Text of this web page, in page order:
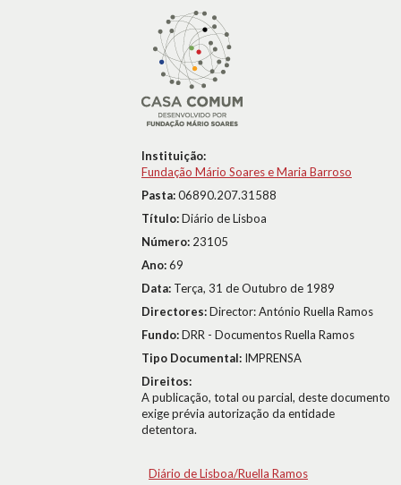
Instituição:
Fundação Mário Soares e Maria Barroso
Pasta:06890.207.31588
Título:Diário de Lisboa
Número: 23105
Ano:69
Data: Terça, 31 de Outubro de 1989
Directores:Director: António Ruella Ramos
Fundo:DRR - Documentos Ruella Ramos
Tipo Documental: IMPRENSA
Direitos:
A publicação, total ou parcial, deste documento
exige prévia autorização da entidade
detentora.
Diário de Lisboa/Ruella Ramos